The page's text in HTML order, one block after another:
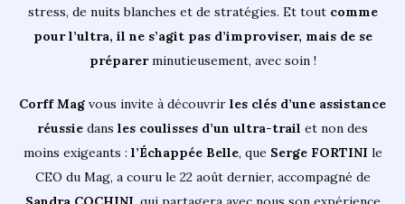
stress, de nuits blanches et de stratégies. Et tout comme
pour l’ultra, il ne s’agit pas d’improviser, mais de se
préparerminutieusement, avec soin !
Corff Mag vous invite à découvrir les clés d’une assistance
réussie dans les coulisses d’un ultra-trail et non des
moins exigeants : l’Échappée Belle, que Serge FORTINI le
CEO du Mag, a couru le 22 août dernier, accompagné de